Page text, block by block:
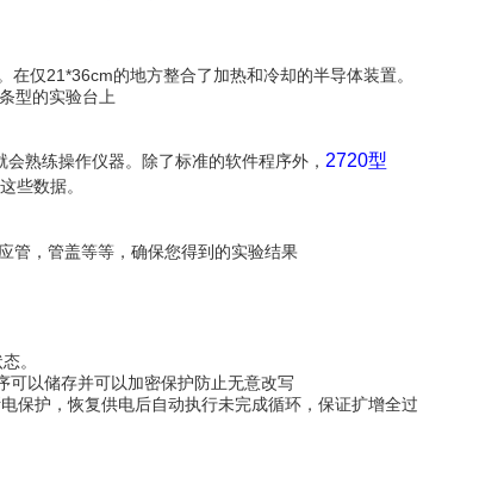
仅21*36cm的地方整合了加热和冷却的半导体装置。
型的实验台上
熟练操作仪器。除了标准的软件程序外， 2720型
些数据。
管，管盖等等，确保您得到的实验结果
。
可以储存并可以加密保护防止无意改写
保护，恢复供电后自动执行未完成循环，保证扩增全过